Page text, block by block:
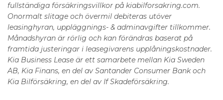
fullständiga försäkringsvillkor på kiabilforsakring.com.
Onormalt slitage och övermil debiteras utöver
leasinghyran, uppläggnings- & adminavgifter tillkommer.
Månadshyran är rörlig och kan förändras baserat på
framtida justeringar i leasegivarens upplåningskostnader.
Kia Business Lease är ett samarbete mellan Kia Sweden
AB, Kia Finans, en del av Santander Consumer Bank och
Kia Bilförsäkring, en del av If Skadeförsäkring.